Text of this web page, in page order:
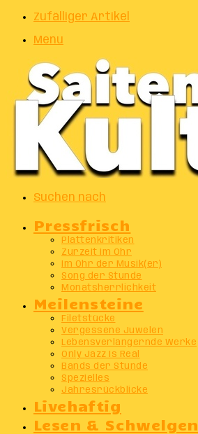
Zufälliger Artikel
Menu
Suchen nach
Pressfrisch
Plattenkritiken
Zurzeit im Ohr
Im Ohr der Musik(er)
Song der Stunde
Monatsherrlichkeit
Meilensteine
Filetstücke
Vergessene Juwelen
Lebensverlängernde Werke
Only Jazz Is Real
Bands der Stunde
Spezielles
Jahresrückblicke
Livehaftig
Lesen & Schwelgen